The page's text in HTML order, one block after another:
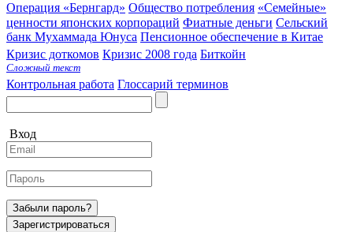
Операция «Бернгард» Общество потребления «Семейные»
ценности японских корпораций Фиатные деньги Сельский
банк Мухаммада Юнуса Пенсионное обеспечение в Китае
Кризис доткомов Кризис 2008 года Биткойн
Сложный текст
Контрольная работа Глоссарий терминов
Вход
Забыли пароль?
Зарегистрироваться